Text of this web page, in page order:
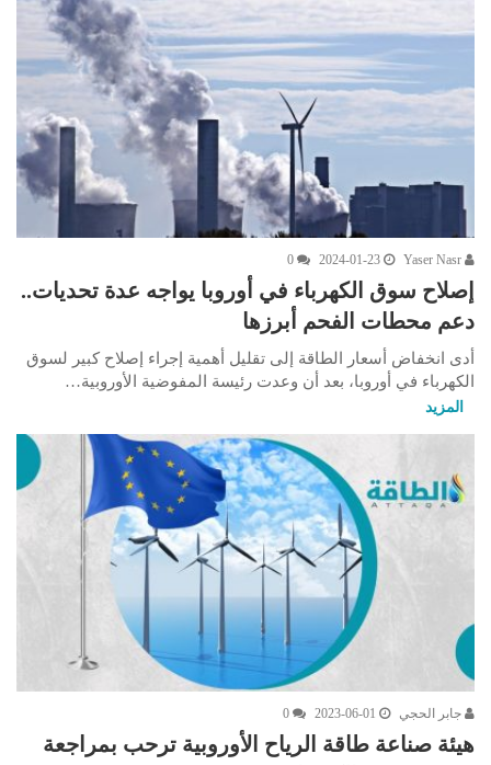
2024-01-23
0
إصلاح سوق الكهرباء في أوروبا يواجه عدة تحديات..
دعم محطات الفحم أبرزها
أدى انخفاض أسعار الطاقة إلى تقليل أهمية إجراء إصلاح كبير لسوق
الكهرباء في أوروبا، بعد أن وعدت رئيسة المفوضية الأوروبية…
المزيد
جابر الحجي 2023-06-01
0
هيئة صناعة طاقة الرياح الأوروبية ترحب بمراجعة